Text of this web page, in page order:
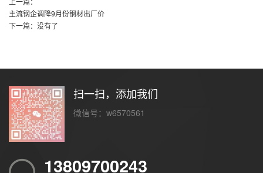
主流钢企调降9月份钢材出厂价
下一篇：没有了
扫一扫，添加我们
微信号：w6570561
13809700243